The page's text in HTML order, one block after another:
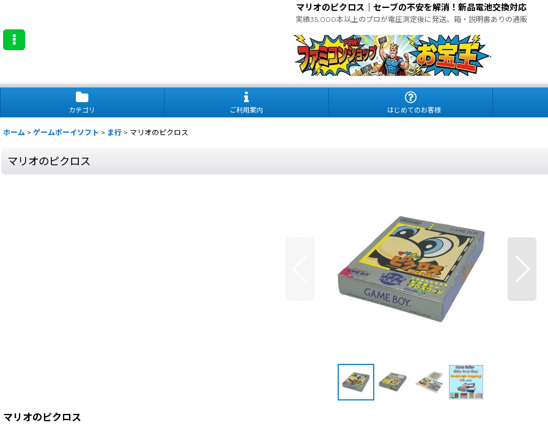
マリオのピクロス｜セーブの不安を解消！新品電池交換対応
実績35,000本以上のプロが電圧測定後に発送。箱・説明書ありの通販
.
カテゴリ ご利用案内 はじめてのお客様
ホーム > ゲームボーイソフト > ま行 > マリオのピクロス
マリオのピクロス
マリオのピクロス